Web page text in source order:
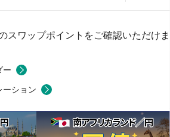
スワップポイントをご確認いただけま
ー
ーション